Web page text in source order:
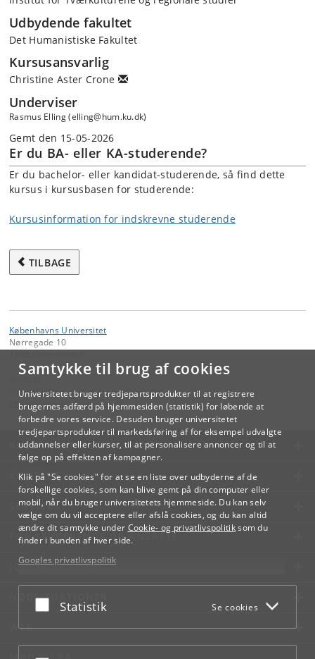
Samtykke til brug af cookies
Universitetet bruger tredjepartsprodukter til at registrere
brugernes adfærd på hjemmesiden (statistik) for løbende at
forbedre vores service. Desuden bruger universitetet
tredjepartsprodukter til markedsføring af for eksempel udvalgte
uddannelser eller kurser, til at personalisere annoncer og til at
følge op på effekten af kampagner.
Klik på "Se cookies" for at se en liste over udbyderne af de
forskellige cookies, som kan blive gemt på din computer eller
mobil, når du bruger universitetets hjemmeside. Du kan selv
vælge om du vil acceptere eller afslå cookies, og du kan altid
ændre dit samtykke under Cookie- og privatlivspolitiksom du
finder i bunden af hver side.
Googles privatlivspolitik
Acceptér eller afslå
Statistik Se cookies
Udbydende fakultet
Det Humanistiske Fakultet
Kursusansvarlig
Christine Aster Crone
Underviser
Rasmus Elling (elling@hum.ku.dk)
Gemt den 15-05-2026
Er du BA- eller KA-studerende?
Er du bachelor- eller kandidat-studerende, så find dette
kursus i kursusbasen for studerende:
Kursusinformation for indskrevne studerende
TILBAGE
Københavns Universitet
Nørregade 10
Videreuddannelse og Livslang Læring
lifelonglearning@adm.ku.dk
KØBENHAVNS UNIVERSITET
KONTAKT
SERVICES
FOR STUDERENDE OG ANSATTE
JOB OG KARRIERE
NØDSITUATIONER
WEB